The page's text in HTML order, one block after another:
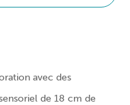
avec des
de 18 cm de